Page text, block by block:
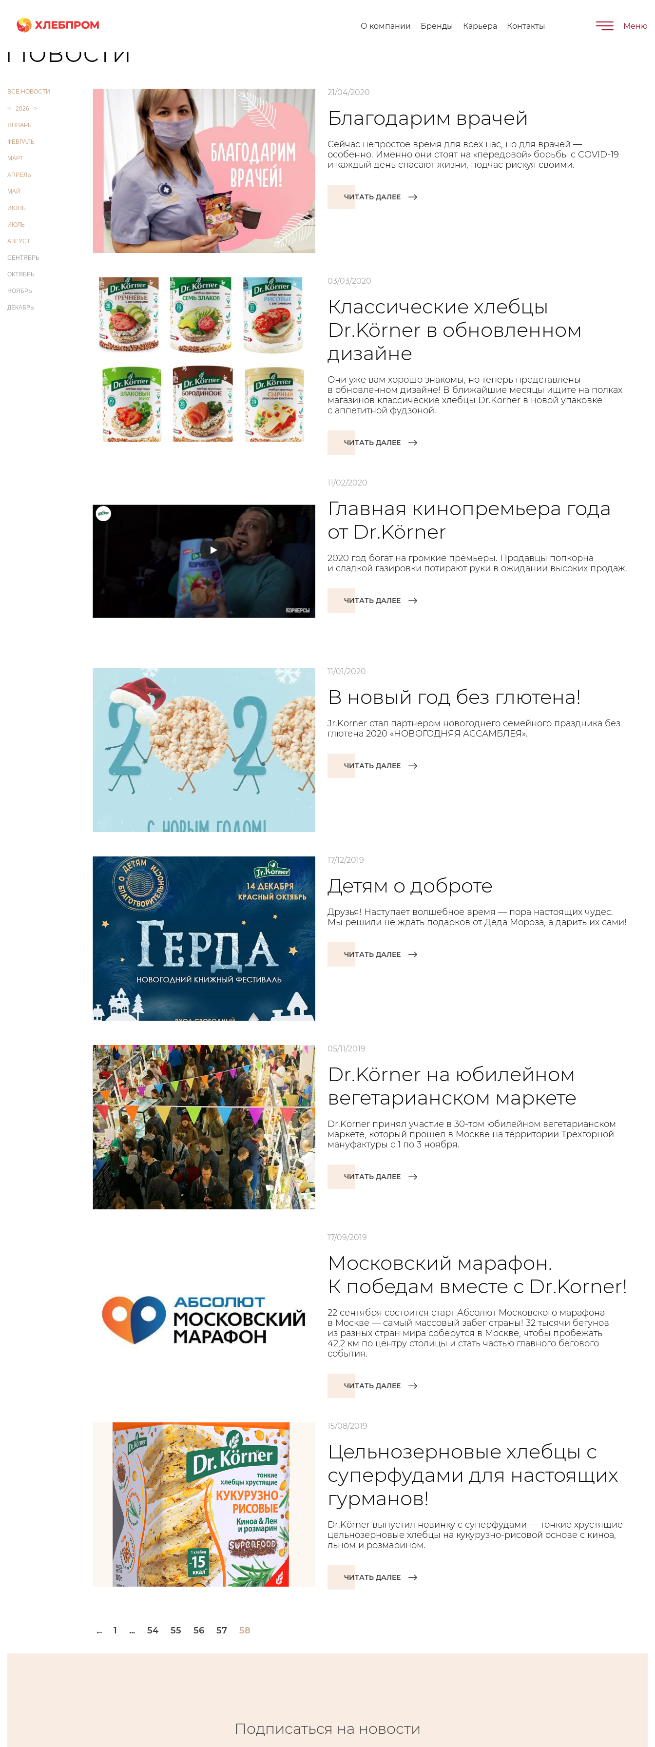
О компании Бренды Карьера Контакты Меню
Главная О компании Новости
Новости
ВСЕ НОВОСТИ
< 2026 >
ЯНВАРЬ
ФЕВРАЛЬ
МАРТ
АПРЕЛЬ
МАЙ
ИЮНЬ
ИЮЛЬ
АВГУСТ
СЕНТЯБРЬ
ОКТЯБРЬ
НОЯБРЬ
ДЕКАБРЬ
21/04/2020
Благодарим врачей
Сейчас непростое время для всех нас, но для врачей —
особенно. Именно они стоят на «передовой» борьбы с COVID-19
и каждый день спасают жизни, подчас рискуя своими.
ЧИТАТЬ ДАЛЕЕ
03/03/2020
Классические хлебцы
Dr.Körner в обновленном
дизайне
Они уже вам хорошо знакомы, но теперь представлены
в обновленном дизайне! В ближайшие месяцы ищите на полках
магазинов классические хлебцы Dr.Körner в новой упаковке
с аппетитной фудзоной.
ЧИТАТЬ ДАЛЕЕ
11/02/2020
Главная кинопремьера года
от Dr.Körner
2020 год богат на громкие премьеры. Продавцы попкорна
и сладкой газировки потирают руки в ожидании высоких продаж.
ЧИТАТЬ ДАЛЕЕ
11/01/2020
В новый год без глютена!
Jr.Korner стал партнером новогоднего семейного праздника без
глютена 2020 «НОВОГОДНЯЯ АССАМБЛЕЯ».
ЧИТАТЬ ДАЛЕЕ
17/12/2019
Детям о доброте
Друзья! Наступает волшебное время — пора настоящих чудес.
Мы решили не ждать подарков от Деда Мороза, а дарить их сами!
ЧИТАТЬ ДАЛЕЕ
05/11/2019
Dr.Körner на юбилейном
вегетарианском маркете
Dr.Körner принял участие в 30-том юбилейном вегетарианском
маркете, который прошел в Москве на территории Трехгорной
мануфактуры с 1 по 3 ноября.
ЧИТАТЬ ДАЛЕЕ
17/09/2019
Московский марафон.
К победам вместе с Dr.Korner!
22 сентября состоится старт Абсолют Московского марафона
в Москве — самый массовый забег страны! 32 тысячи бегунов
из разных стран мира соберутся в Москве, чтобы пробежать
42,2 км по центру столицы и стать частью главного бегового
события.
ЧИТАТЬ ДАЛЕЕ
15/08/2019
Цельнозерновые хлебцы с
суперфудами для настоящих
гурманов!
Dr.Körner выпустил новинку с суперфудами — тонкие хрустящие
цельнозерновые хлебцы на кукурузно-рисовой основе с киноа,
льном и розмарином.
ЧИТАТЬ ДАЛЕЕ
← 1 ... 54 55 56 57 58
Подписаться на новости